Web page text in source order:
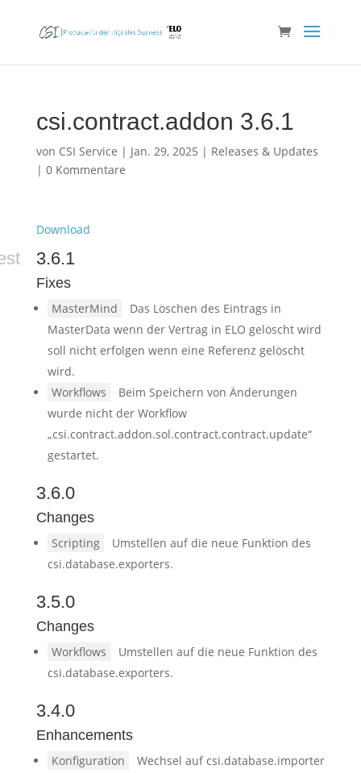
csi.contract.addon 3.6.1
von CSI Service | Jan. 29, 2025 | Releases & Updates
| 0 Kommentare
Download
3.6.1
Fixes
MasterMind
Das Löschen des Eintrags in
MasterData wenn der Vertrag in ELO gelöscht wird
soll nicht erfolgen wenn eine Referenz gelöscht
wird.
Workflows
Beim Speichern von Änderungen
wurde nicht der Workflow
„csi.contract.addon.sol.contract.contract.update“
gestartet.
3.6.0
Changes
Scripting
Umstellen auf die neue Funktion des
csi.database.exporters.
3.5.0
Changes
Workflows
Umstellen auf die neue Funktion des
csi.database.exporters.
3.4.0
Enhancements
Konfiguration
Wechsel auf csi.database.importer